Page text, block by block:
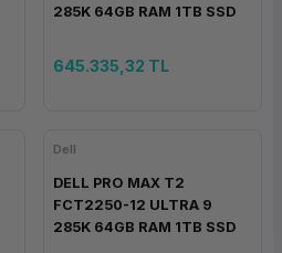
285K 64GB RAM 1TB SSD
645.335,32 TL
Dell
DELL PRO MAX T2
FCT2250-12 ULTRA 9
285K 64GB RAM 1TB SSD